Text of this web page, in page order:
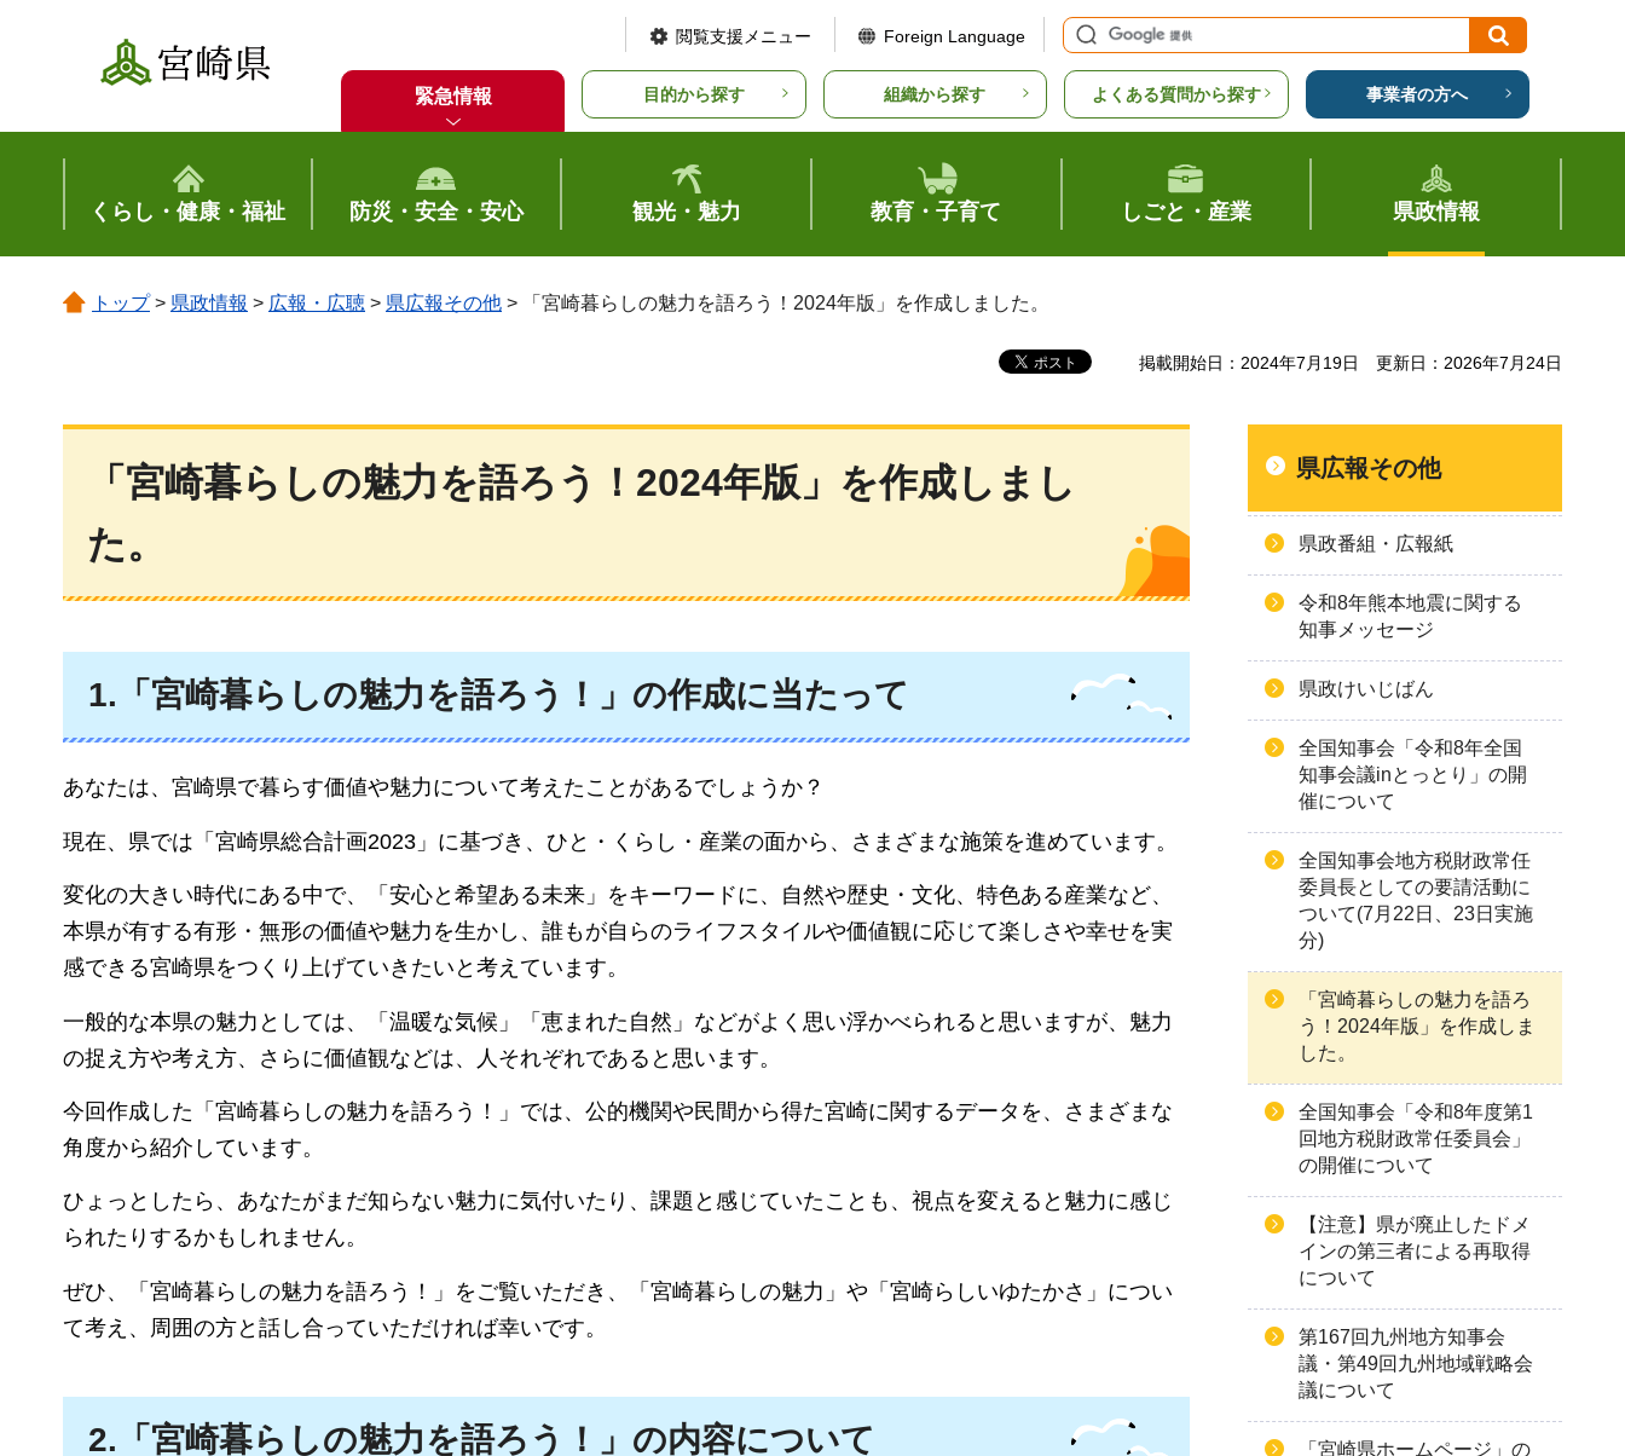
宮崎県
閲覧支援メニュー Foreign Language
緊急情報 目的から探す 組織から探す よくある質問から探す 事業者の方へ
くらし・健康・福祉 防災・安全・安心 観光・魅力 教育・子育て しごと・産業 県政情報
トップ> 県政情報 > 広報・広聴 > 県広報その他 > 「宮崎暮らしの魅力を語ろう！2024年版」を作成しました。
掲載開始日：2024年7月19日 更新日：2026年7月24日
「宮崎暮らしの魅力を語ろう！2024年版」を作成しまし
た。
1.「宮崎暮らしの魅力を語ろう！」の作成に当たって
あなたは、宮崎県で暮らす価値や魅力について考えたことがあるでしょうか？
現在、県では「宮崎県総合計画2023」に基づき、ひと・くらし・産業の面から、さまざまな施策を進めています。
変化の大きい時代にある中で、「安心と希望ある未来」をキーワードに、自然や歴史・文化、特色ある産業など、
本県が有する有形・無形の価値や魅力を生かし、誰もが自らのライフスタイルや価値観に応じて楽しさや幸せを実
感できる宮崎県をつくり上げていきたいと考えています。
一般的な本県の魅力としては、「温暖な気候」「恵まれた自然」などがよく思い浮かべられると思いますが、魅力
の捉え方や考え方、さらに価値観などは、人それぞれであると思います。
今回作成した「宮崎暮らしの魅力を語ろう！」では、公的機関や民間から得た宮崎に関するデータを、さまざまな
角度から紹介しています。
ひょっとしたら、あなたがまだ知らない魅力に気付いたり、課題と感じていたことも、視点を変えると魅力に感じ
られたりするかもしれません。
ぜひ、「宮崎暮らしの魅力を語ろう！」をご覧いただき、「宮崎暮らしの魅力」や「宮崎らしいゆたかさ」につい
て考え、周囲の方と話し合っていただければ幸いです。
2.「宮崎暮らしの魅力を語ろう！」の内容について
県広報その他
県政番組・広報紙
令和8年熊本地震に関する
知事メッセージ
県政けいじばん
全国知事会「令和8年全国
知事会議inとっとり」の開
催について
全国知事会地方税財政常任
委員長としての要請活動に
ついて(7月22日、23日実施
分)
「宮崎暮らしの魅力を語ろ
う！2024年版」を作成しま
した。
全国知事会「令和8年度第1
回地方税財政常任委員会」
の開催について
【注意】県が廃止したドメ
インの第三者による再取得
について
第167回九州地方知事会
議・第49回九州地域戦略会
議について
「宮崎県ホームページ」の